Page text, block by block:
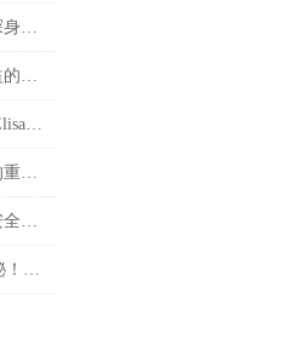
细胞炎症因子检测试剂盒窥探身体内部的战争
枯草芽孢杆菌菌种是一种有益的土壤微生物
水痘带状疱疹病毒IgG-VZV Elisa检测试剂盒应用全解析
生化检测试剂盒是现代医疗的重要工具
食品安全检测试剂盒是食品安全领域的重要工具
黄曲霉毒素B1检测试剂盒揭秘！精准锁定隐患